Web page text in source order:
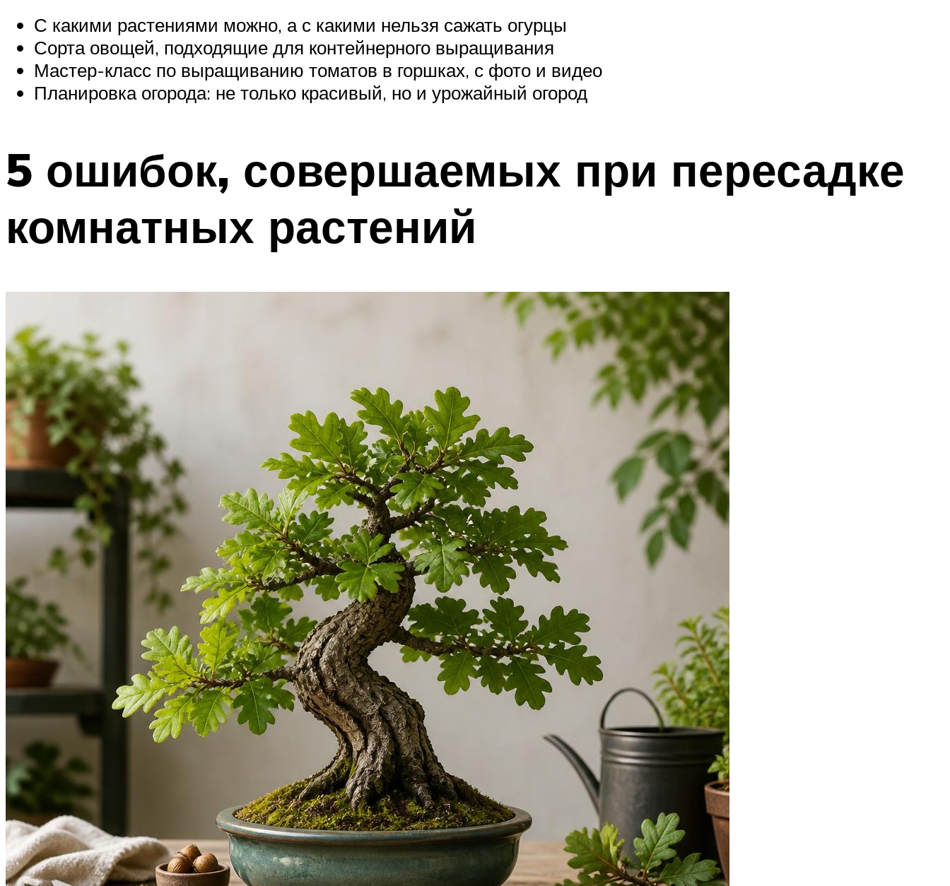
С какими растениями можно, а с какими нельзя сажать огурцы
Сорта овощей, подходящие для контейнерного выращивания
Мастер-класс по выращиванию томатов в горшках, с фото и видео
Планировка огорода: не только красивый, но и урожайный огород
5 ошибок, совершаемых при пересадке
комнатных растений